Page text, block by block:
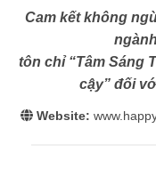
Cam kết không
tôn chỉ “Tâm Sáng
cậy” đối
Website: